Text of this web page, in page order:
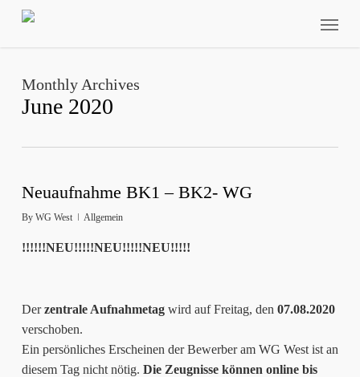
Skip
Monthly Archives
June 2020
Neuaufnahme BK1 – BK2- WG
By WG West Allgemein
!!!!!!NEU!!!!!NEU!!!!!NEU!!!!!
Derzentrale Aufnahmetagwird auf Freitag, den 07.08.2020
verschoben.
Ein persönliches Erscheinen der Bewerber am WG West ist an
diesem Tag nicht nötig. Die Zeugnisse können online bis